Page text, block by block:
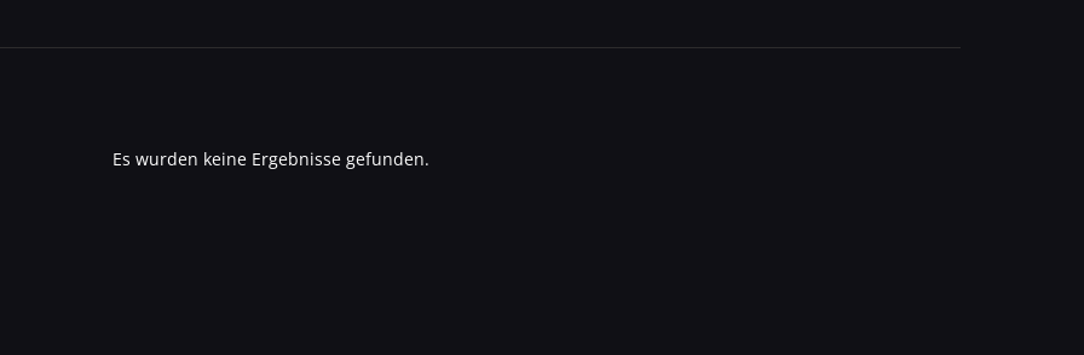
Hinweis
Es wurden keine Ergebnisse gefunden.